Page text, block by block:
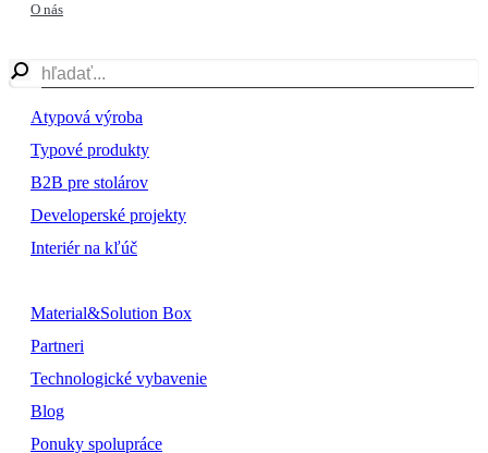
O nás
Atypová výroba
Typové produkty
B2B pre stolárov
Developerské projekty
Interiér na kľúč
Material&Solution Box
Partneri
Technologické vybavenie
Blog
Ponuky spolupráce